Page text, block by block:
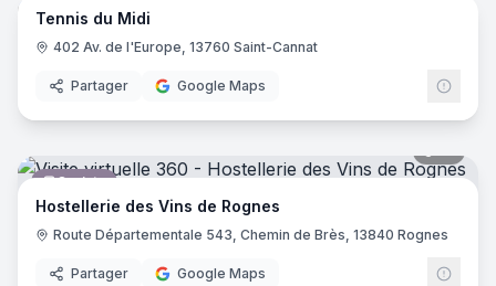
Industrie
Tennis du Midi
402 Av. de l'Europe, 13760 Saint-Cannat
Partager Google Maps
Caviste
Hostellerie des Vins de Rognes
Route Départementale 543, Chemin de Brès, 13840 Rognes
Partager Google Maps